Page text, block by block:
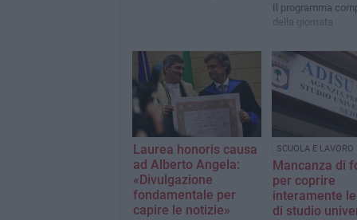
Il programma
della giornata
Laurea honoris causa
ad Alberto Angela:
«Divulgazione
fondamentale per
capire le notizie»
SCUOLA E LAVORO
Mancanza di
per coprire
interamente
di studio